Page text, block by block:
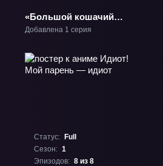
«Большой кошачий
побег» Фильм-1
Добавлена 1 серия
Статус:
Full
Сезон: 1
Эпизодов: 8 из 8